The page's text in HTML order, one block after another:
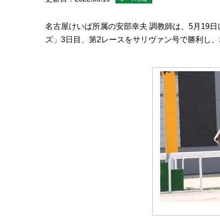
名古屋けいば所属の安部幸夫 調教師は、5月 19
ズ」 3日目、第2レースをサリヴァン号で勝利し